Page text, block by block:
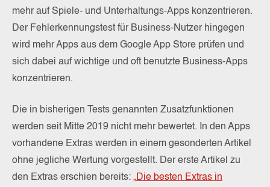
mehr auf Spiele- und Unterhaltungs-Apps konzentrieren.
Der Fehlerkennungstest für Business-Nutzer hingegen
wird mehr Apps aus dem Google App Store prüfen und
sich dabei auf wichtige und oft benutzte Business-Apps
konzentrieren.
Die in bisherigen Tests genannten Zusatzfunktionen
werden seit Mitte 2019 nicht mehr bewertet. In den Apps
vorhandene Extras werden in einem gesonderten Artikel
ohne jegliche Wertung vorgestellt. Der erste Artikel zu
den Extras erschien bereits: „Die besten Extras in